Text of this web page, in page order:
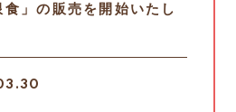
」の販売を開始いたし